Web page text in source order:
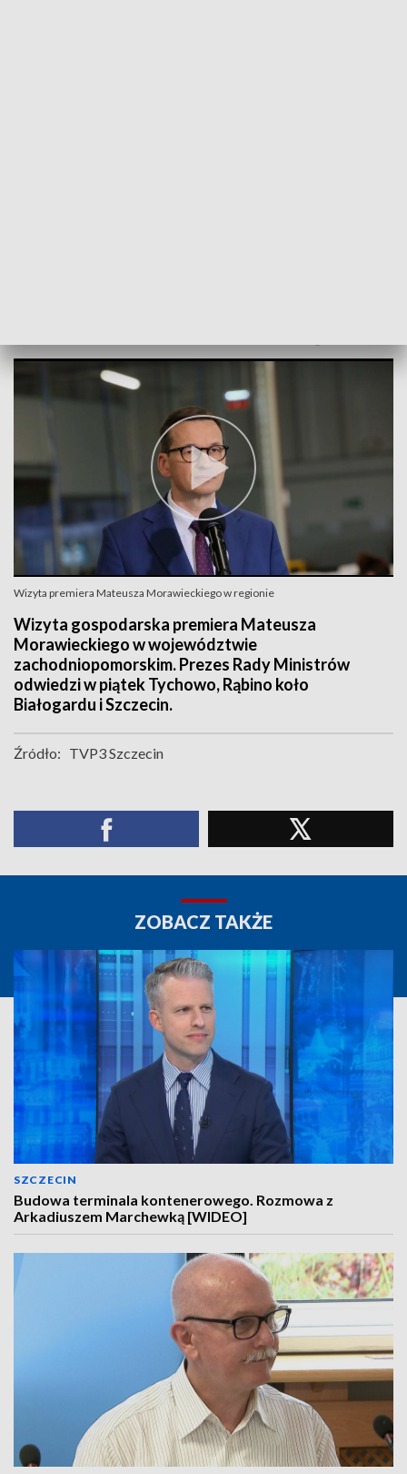
Wizyta premiera Mateusza Morawieckiego w regionie
Wizyta gospodarska premiera Mateusza
Morawieckiego w województwie
zachodniopomorskim. Prezes Rady Ministrów
odwiedzi w piątek Tychowo, Rąbino koło
Białogardu i Szczecin.
Źródło: TVP3 Szczecin
ZOBACZ TAKŻE
SZCZECIN
Budowa terminala kontenerowego. Rozmowa z
Arkadiuszem Marchewką [WIDEO]